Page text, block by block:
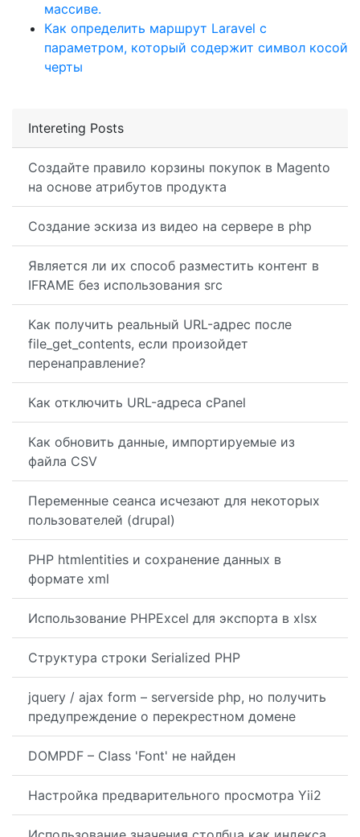
Intereting Posts
Создайте правило корзины покупок в Magento
на основе атрибутов продукта
Создание эскиза из видео на сервере в php
Является ли их способ разместить контент в
IFRAME без использования src
Как получить реальный URL-адрес после
file_get_contents, если произойдет
перенаправление?
Как отключить URL-адреса cPanel
Как обновить данные, импортируемые из
файла CSV
Переменные сеанса исчезают для некоторых
пользователей (drupal)
PHP htmlentities и сохранение данных в
формате xml
Использование PHPExcel для экспорта в xlsx
Структура строки Serialized PHP
jquery / ajax form – serverside php, но получить
предупреждение о перекрестном домене
DOMPDF – Class 'Font' не найден
Настройка предварительного просмотра Yii2
массиве.
Как определить маршрут Laravel с
параметром, который содержит символ косой
черты